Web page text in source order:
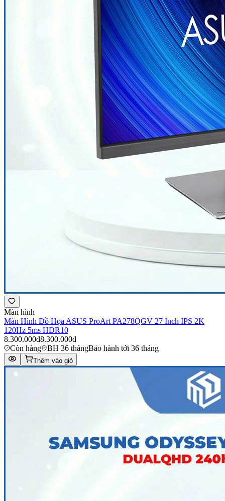
Màn hình
Màn Hình Đồ Họa ASUS ProArt PA278QGV 27 Inch IPS 2K
120Hz 5ms HDR10
8.300.000đ8.300.000đ
Còn hàng
BH 36 thángBảo hành tới 36 tháng
Thêm vào giỏ